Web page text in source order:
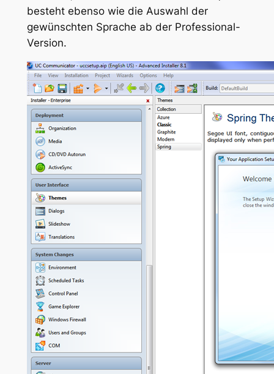
besteht ebenso wie die Auswahl der
gewünschten Sprache ab der Professional-
Version.